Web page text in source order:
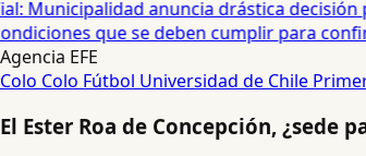
Municipalidad anuncia drástica decisión
que se deben cumplir para
Agencia EFE
Colo Colo Fútbol Universidad de Chile
El Ester Roa de Concepción, ¿sede